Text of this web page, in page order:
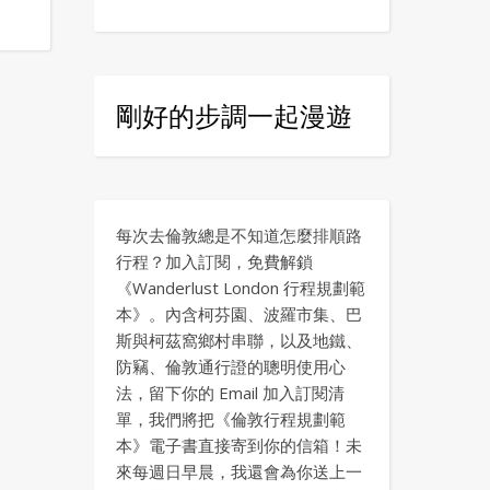
剛好的步調一起漫遊
每次去倫敦總是不知道怎麼排順路
行程？加入訂閱，免費解鎖
《Wanderlust London 行程規劃範
本》。內含柯芬園、波羅市集、巴
斯與柯茲窩鄉村串聯，以及地鐵、
防竊、倫敦通行證的聰明使用心
法，留下你的 Email 加入訂閱清
單，我們將把《倫敦行程規劃範
本》電子書直接寄到你的信箱！未
來每週日早晨，我還會為你送上一